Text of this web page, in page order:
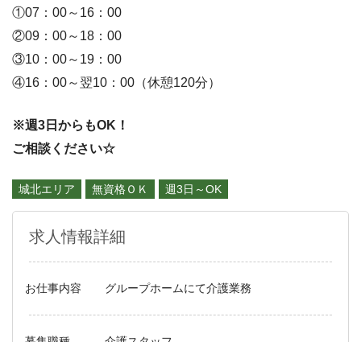
①07：00～16：00
②09：00～18：00
③10：00～19：00
④16：00～翌10：00（休憩120分）
※週3日からもOK！
ご相談ください☆
城北エリア 無資格ＯＫ 週3日～OK
求人情報詳細
お仕事内容 グループホームにて介護業務